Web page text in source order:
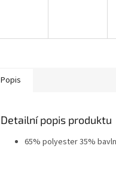
Popis
Detailní popis produktu
65% polyester 35%